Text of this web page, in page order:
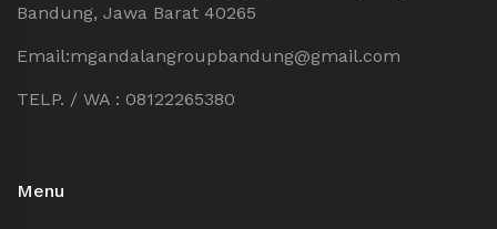
Bandung, Jawa Barat 40265
Email:mgandalangroupbandung@gmail.com
TELP. / WA : 08122265380
Menu